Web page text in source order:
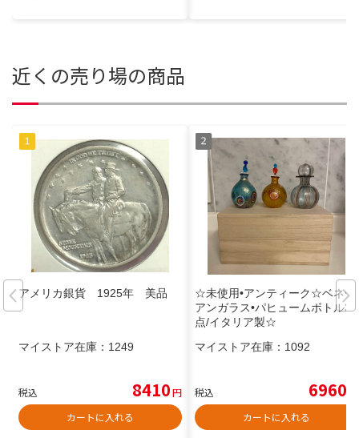
近くの売り場の商品
アメリカ銀貨 1925年 美品
マイストア在庫： 1249
税込 8410円
カートに入れる
☆未使用•アンティーク☆ベネチ
アンガラス•パヒュームボトル3
点/イタリア製☆
マイストア在庫： 1092
税込 6960
カートに入れる